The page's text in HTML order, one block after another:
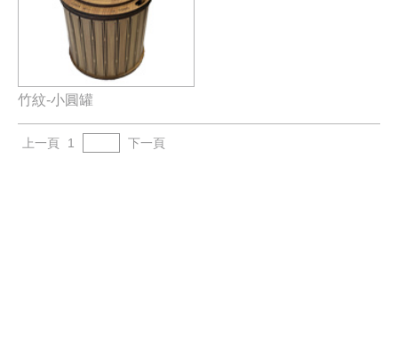
竹紋-小圓罐
上一頁 1 下一頁